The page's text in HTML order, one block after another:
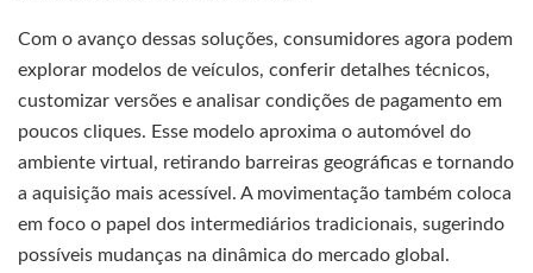
Com o avanço dessas soluções, consumidores agora podem
explorar modelos de veículos, conferir detalhes técnicos,
customizar versões e analisar condições de pagamento em
poucos cliques. Esse modelo aproxima o automóvel do
ambiente virtual, retirando barreiras geográficas e tornando
a aquisição mais acessível. A movimentação também coloca
em foco o papel dos intermediários tradicionais, sugerindo
possíveis mudanças na dinâmica do mercado global.